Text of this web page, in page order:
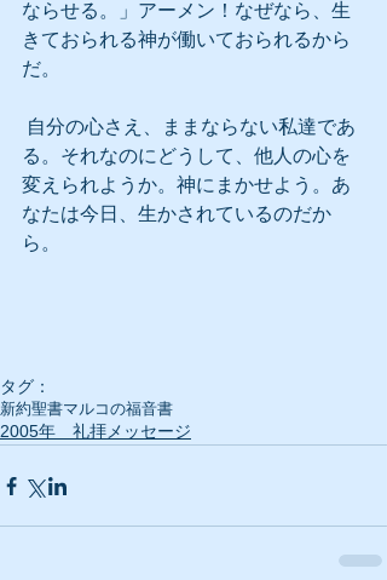
ならせる。」アーメン！なぜなら、生
きておられる神が働いておられるから
だ。
る。それなのにどうして、他人の心を
変えられようか。神にまかせよう。あ
なたは今日、生かされているのだか
ら。
タグ：
新約聖書マルコの福音書
2005年 礼拝メッセージ